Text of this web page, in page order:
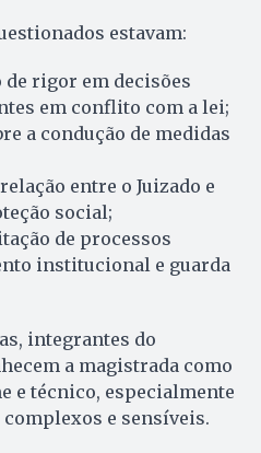
estavam:
de rigor em decisões
em conflito com a lei;
a condução de medidas
entre o Juizado e
social;
de processos
institucional e guarda
integrantes do
a magistrada como
e técnico, especialmente
e sensíveis.